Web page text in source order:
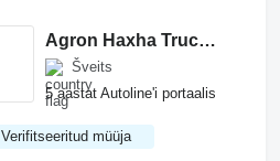
Agron Haxha Truck GmbH
Šveits
5 aastat Autoline'i portaalis
Verifitseeritud müüja